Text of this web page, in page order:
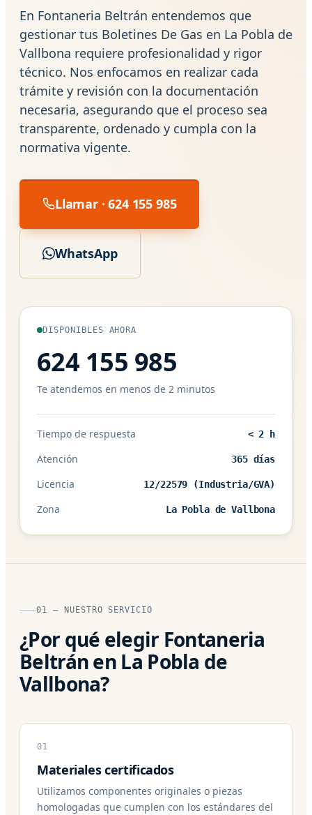
En Fontaneria Beltrán entendemos que
gestionar tus Boletines De Gas en La Pobla de
Vallbona requiere profesionalidad y rigor
técnico. Nos enfocamos en realizar cada
trámite y revisión con la documentación
necesaria, asegurando que el proceso sea
transparente, ordenado y cumpla con la
normativa vigente.
Llamar · 624 155 985
WhatsApp
DISPONIBLES AHORA
624 155 985
Te atendemos en menos de 2 minutos
Tiempo de respuesta < 2 h
Atención 365 días
Licencia 12/22579 (Industria/GVA)
Zona La Pobla de Vallbona
01 — NUESTRO SERVICIO
¿Por qué elegir Fontaneria
Beltrán en La Pobla de
Vallbona?
01
Materiales certificados
Utilizamos componentes originales o piezas
homologadas que cumplen con los estándares del